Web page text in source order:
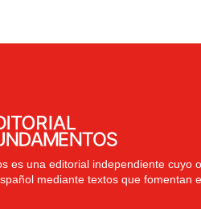
es una editorial independiente cuyo
mediante textos que fomentan